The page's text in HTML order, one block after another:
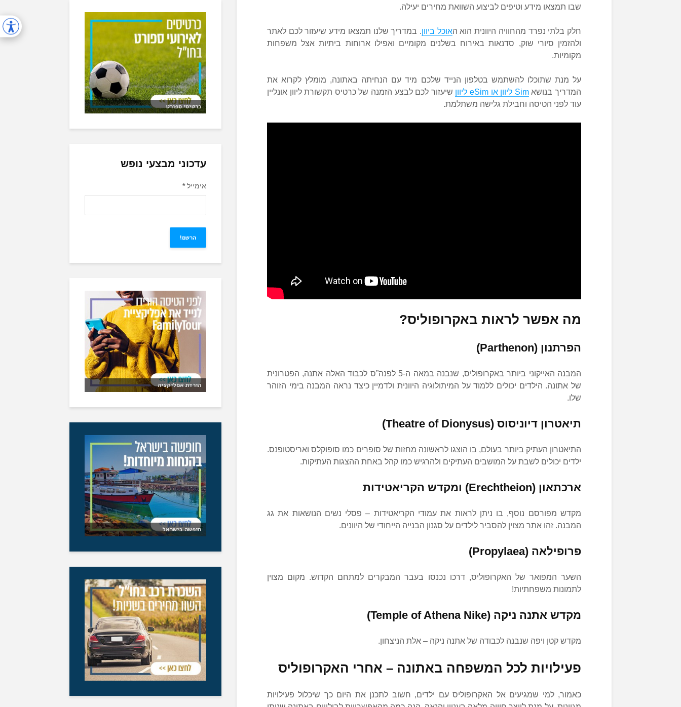
שבו תמצאו מידע וטיפים לביצוע השוואת מחירים יעילה.
חלק בלתי נפרד מהחוויה היוונית הוא האוכל ביוון. במדריך שלנו תמצאו מידע שיעזור לכם לאתר
ולהזמין סיורי שוק, סדנאות באירוח בשלנים מקומיים ואפילו ארוחות ביתיות אצל משפחות
מקומיות.
על מנת שתוכלו להשתמש בטלפון הנייד שלכם מיד עם הנחיתה באתונה, מומלץ לקרוא את
המדריך בנושאSim ליוון או eSim ליוון
שיעזור לכם לבצע הזמנה של כרטיס תקשורת ליוון אונליין
עוד לפני הטיסה וחבילת גלישה משתלמת.
מה אפשר לראות באקרופוליס?
הפרתנון (Parthenon)
המבנה האייקוני ביותר באקרופוליס, שנבנה במאה ה-5 לפנה”ס לכבוד האלה אתנה, הפטרונית
של אתונה. הילדים יכולים ללמוד על המיתולוגיה היוונית ולדמיין כיצד נראה המבנה בימי הזוהר
שלו.
תיאטרון דיוניסוס (Theatre of Dionysus)
התיאטרון העתיק ביותר בעולם, בו הוצגו לראשונה מחזות של סופרים כמו סופוקלס ואריסטופנס.
ילדים יכולים לשבת על המושבים העתיקים ולהרגיש כמו קהל באחת ההצגות העתיקות.
ארכתאון (Erechtheion) ומקדש הקריאטידות
מקדש מפורסם נוסף, בו ניתן לראות את עמודי הקריאטידות – פסלי נשים הנושאות את גג
המבנה. זהו אתר מצוין להסביר לילדים על סגנון הבנייה הייחודי של היוונים.
פרופילאה (Propylaea)
השער המפואר של האקרופוליס, דרכו נכנסו בעבר המבקרים למתחם הקדוש. מקום מצוין
לתמונות משפחתיות!
מקדש אתנה ניקה (Temple of Athena Nike)
מקדש קטן ויפה שנבנה לכבודה של אתנה ניקה – אלת הניצחון.
פעילויות לכל המשפחה באתונה – אחרי האקרופוליס
כאמור, למי שמגיעים אל האקרופוליס עם ילדים, חשוב לתכנן את היום כך שיכלול פעילויות
כרטיסי ספורט
עדכוני מבצעי נופש
אימייל*
הורדת אפליקציה
חופשה בישראל